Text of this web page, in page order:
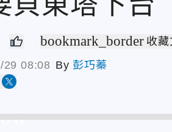
bookmark_border 收藏
29 08:08 By 彭巧蓁